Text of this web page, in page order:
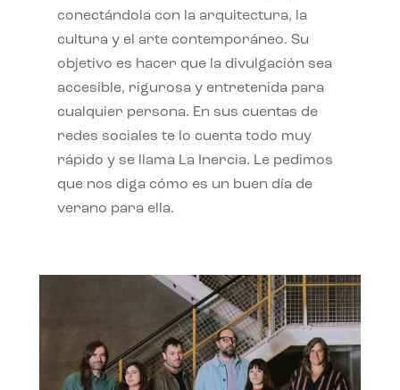
conectándola con la arquitectura, la
cultura y el arte contemporáneo. Su
objetivo es hacer que la divulgación sea
accesible, rigurosa y entretenida para
cualquier persona. En sus cuentas de
redes sociales te lo cuenta todo muy
rápido y se llama La Inercia. Le pedimos
que nos diga cómo es un buen día de
verano para ella.